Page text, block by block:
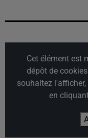
Cet élément est
dépôt de
souhaitez
en